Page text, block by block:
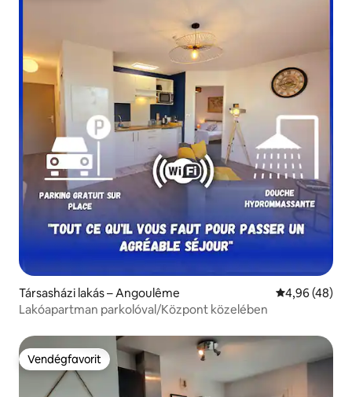
Társasházi lakás – Angoulême Átlagos
4,96 (48)
Lakóapartman parkolóval/Központ közelében
Vendégfavorit
Vendégfavorit